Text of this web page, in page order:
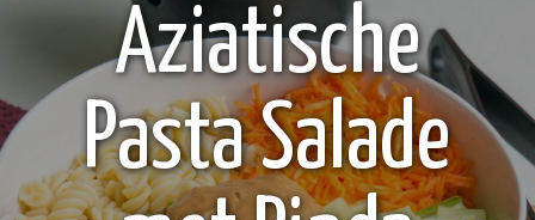
Aziatische
Pasta Salade